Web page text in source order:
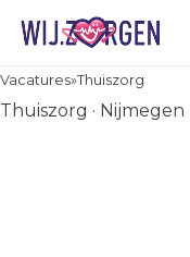
Vacatures»Thuiszorg
Thuiszorg · Nijmegen